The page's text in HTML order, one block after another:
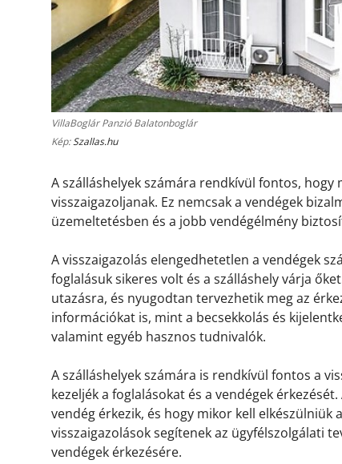
VillaBoglár Panzió Balatonboglár
Kép:Szallas.hu
A szálláshelyek számára rendkívül fontos,
visszaigazoljanak. Ez nemcsak a vendégek
üzemeltetésben és a jobb vendégélmény
A visszaigazolás elengedhetetlen a vendégek
foglalásuk sikeres volt és a szálláshely várja
utazásra, és nyugodtan tervezhetik meg az
információkat is, mint a becsekkolás és
valamint egyéb hasznos tudnivalók.
A szálláshelyek számára is rendkívül fontos a
kezeljék a foglalásokat és a vendégek
vendég érkezik, és hogy mikor kell elkészülniük
visszaigazolások segítenek az ügyfélszolgálati
vendégek érkezésére.